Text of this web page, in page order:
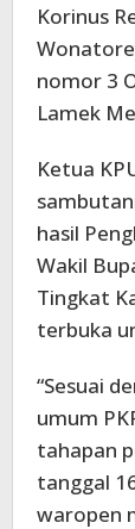
Korinus
nomor 3
Lamek
Ketua
hasil
Wakil
Tingkat
terbuka
“Sesuai
umum
tahapan
tanggal
waropen